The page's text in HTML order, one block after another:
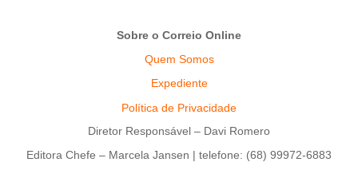
Sobre o Correio Online
Quem Somos
Expediente
Política de Privacidade
Diretor Responsável – Davi Romero
Editora Chefe – Marcela Jansen | telefone: (68) 99972-6883